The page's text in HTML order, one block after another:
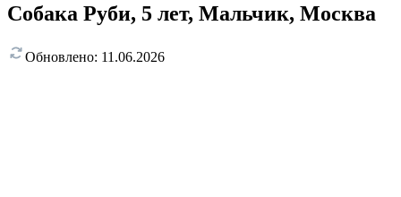
Собака Руби, 5 лет, Мальчик, Москва
Обновлено: 11.06.2026